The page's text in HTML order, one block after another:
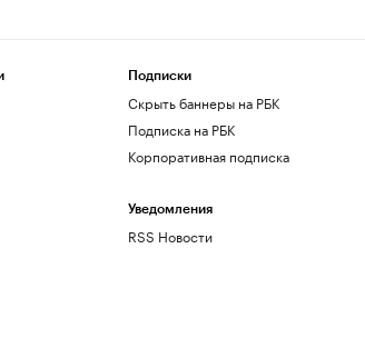
Подписки
Скрыть баннеры на РБК
Подписка на РБК
Корпоративная подписка
Уведомления
RSS Новости